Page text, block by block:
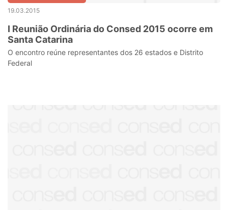
19.03.2015
I Reunião Ordinária do Consed 2015 ocorre em
Santa Catarina
O encontro reúne representantes dos 26 estados e Distrito
Federal